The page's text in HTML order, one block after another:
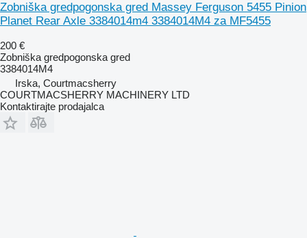
Zobniška gredpogonska gred Massey Ferguson 5455 Pinion
Planet Rear Axle 3384014m4 3384014M4 za MF5455
200 €
Zobniška gredpogonska gred
3384014M4
Irska, Courtmacsherry
COURTMACSHERRY MACHINERY LTD
Kontaktirajte prodajalca